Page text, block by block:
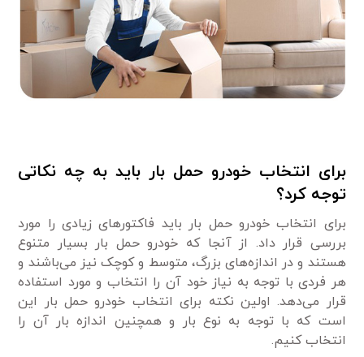
برای انتخاب خودرو حمل بار باید به چه نکاتی
توجه کرد؟
برای انتخاب خودرو حمل بار باید فاکتور‌های زیادی را مورد
بررسی قرار داد. از آنجا که خودرو حمل بار بسیار متنوع
هستند و در اندازه‌های بزرگ، متوسط و کوچک نیز می‌باشند و
هر فردی با توجه به نیاز خود آن را انتخاب و مورد استفاده
قرار می‌دهد. اولین نکته برای انتخاب خودرو حمل بار این
است که با توجه به نوع بار و همچنین اندازه بار آن را
انتخاب کنیم.